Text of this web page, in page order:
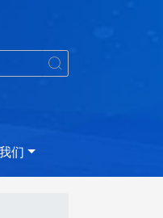

们